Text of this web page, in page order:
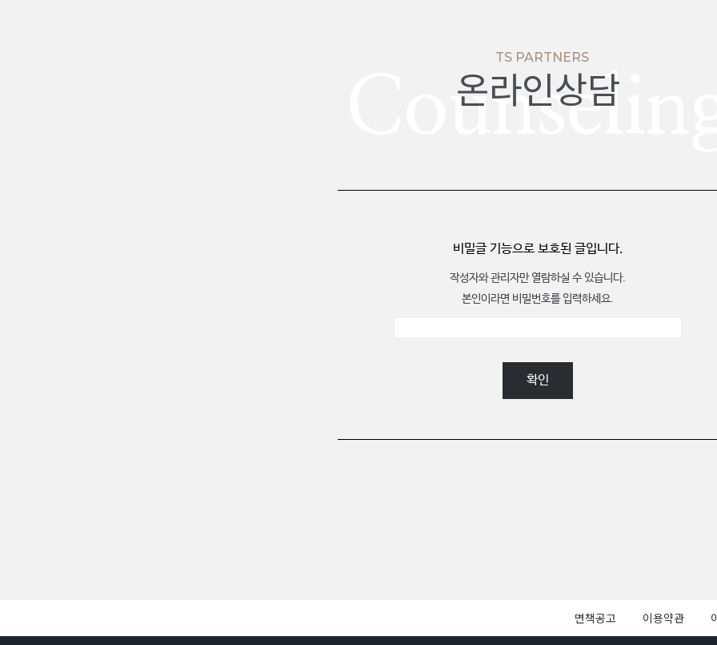
TS PARTNERS
온라인상담
비밀글 기능으로 보호된 글입니다.
작성자와 관리자만 열람하실 수 있습니다.
본인이라면 비밀번호를 입력하세요.
확인
면책공고 이용약관